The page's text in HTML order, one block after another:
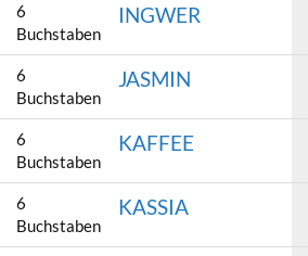
6
Buchstaben
INGWER
6
Buchstaben
JASMIN
6
Buchstaben
KAFFEE
6
Buchstaben
KASSIA